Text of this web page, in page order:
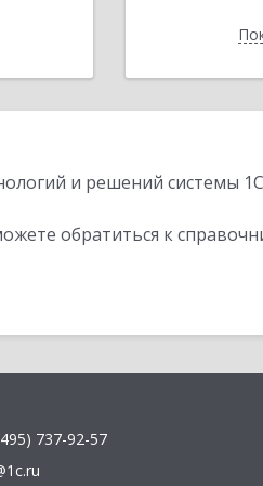
и решений системы
обратиться к
737-92-57